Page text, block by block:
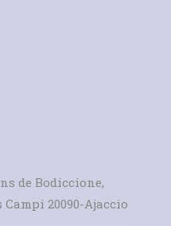
de Bodiccione,
20090-Ajaccio